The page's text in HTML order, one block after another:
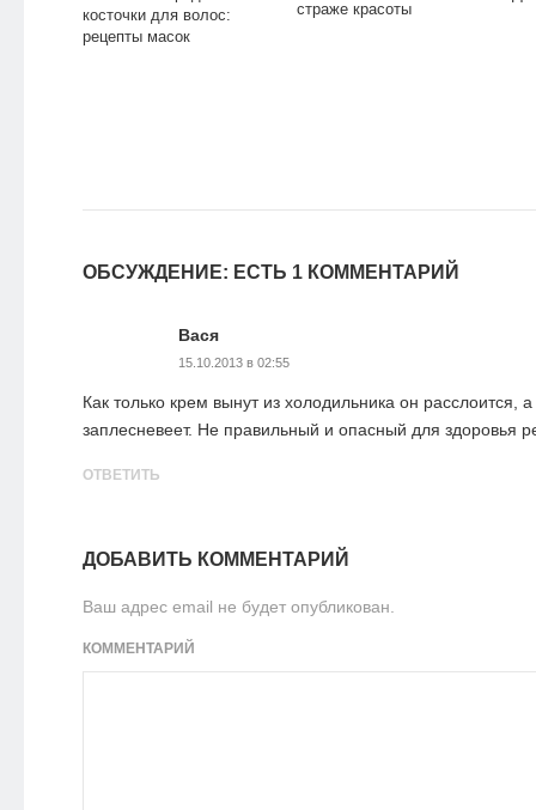
косточки для волос:
рецепты масок
страже красоты
ОБСУЖДЕНИЕ: ЕСТЬ 1 КОММЕНТАРИЙ
Вася
15.10.2013 в 02:55
Как только крем вынут из холодильника он расслоится,
заплесневеет. Не правильный и опасный для здоровья
ОТВЕТИТЬ
ДОБАВИТЬ КОММЕНТАРИЙ
Ваш адрес email не будет опубликован.
КОММЕНТАРИЙ